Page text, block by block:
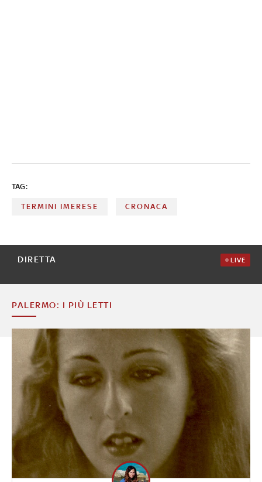
TAG:
TERMINI IMERESE CRONACA
DIRETTA LIVE
PALERMO: I PIÙ LETTI